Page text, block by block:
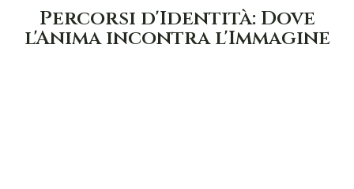
Percorsi d'Identità: Dove
l'Anima incontra l'Immagine